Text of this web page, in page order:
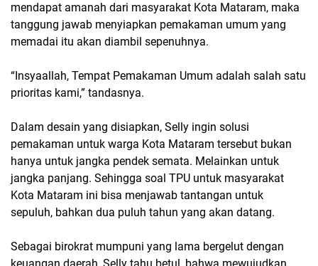
mendapat amanah dari masyarakat Kota Mataram, maka
tanggung jawab menyiapkan pemakaman umum yang
memadai itu akan diambil sepenuhnya.
“Insyaallah, Tempat Pemakaman Umum adalah salah satu
prioritas kami,” tandasnya.
Dalam desain yang disiapkan, Selly ingin solusi
pemakaman untuk warga Kota Mataram tersebut bukan
hanya untuk jangka pendek semata. Melainkan untuk
jangka panjang. Sehingga soal TPU untuk masyarakat
Kota Mataram ini bisa menjawab tantangan untuk
sepuluh, bahkan dua puluh tahun yang akan datang.
Sebagai birokrat mumpuni yang lama bergelut dengan